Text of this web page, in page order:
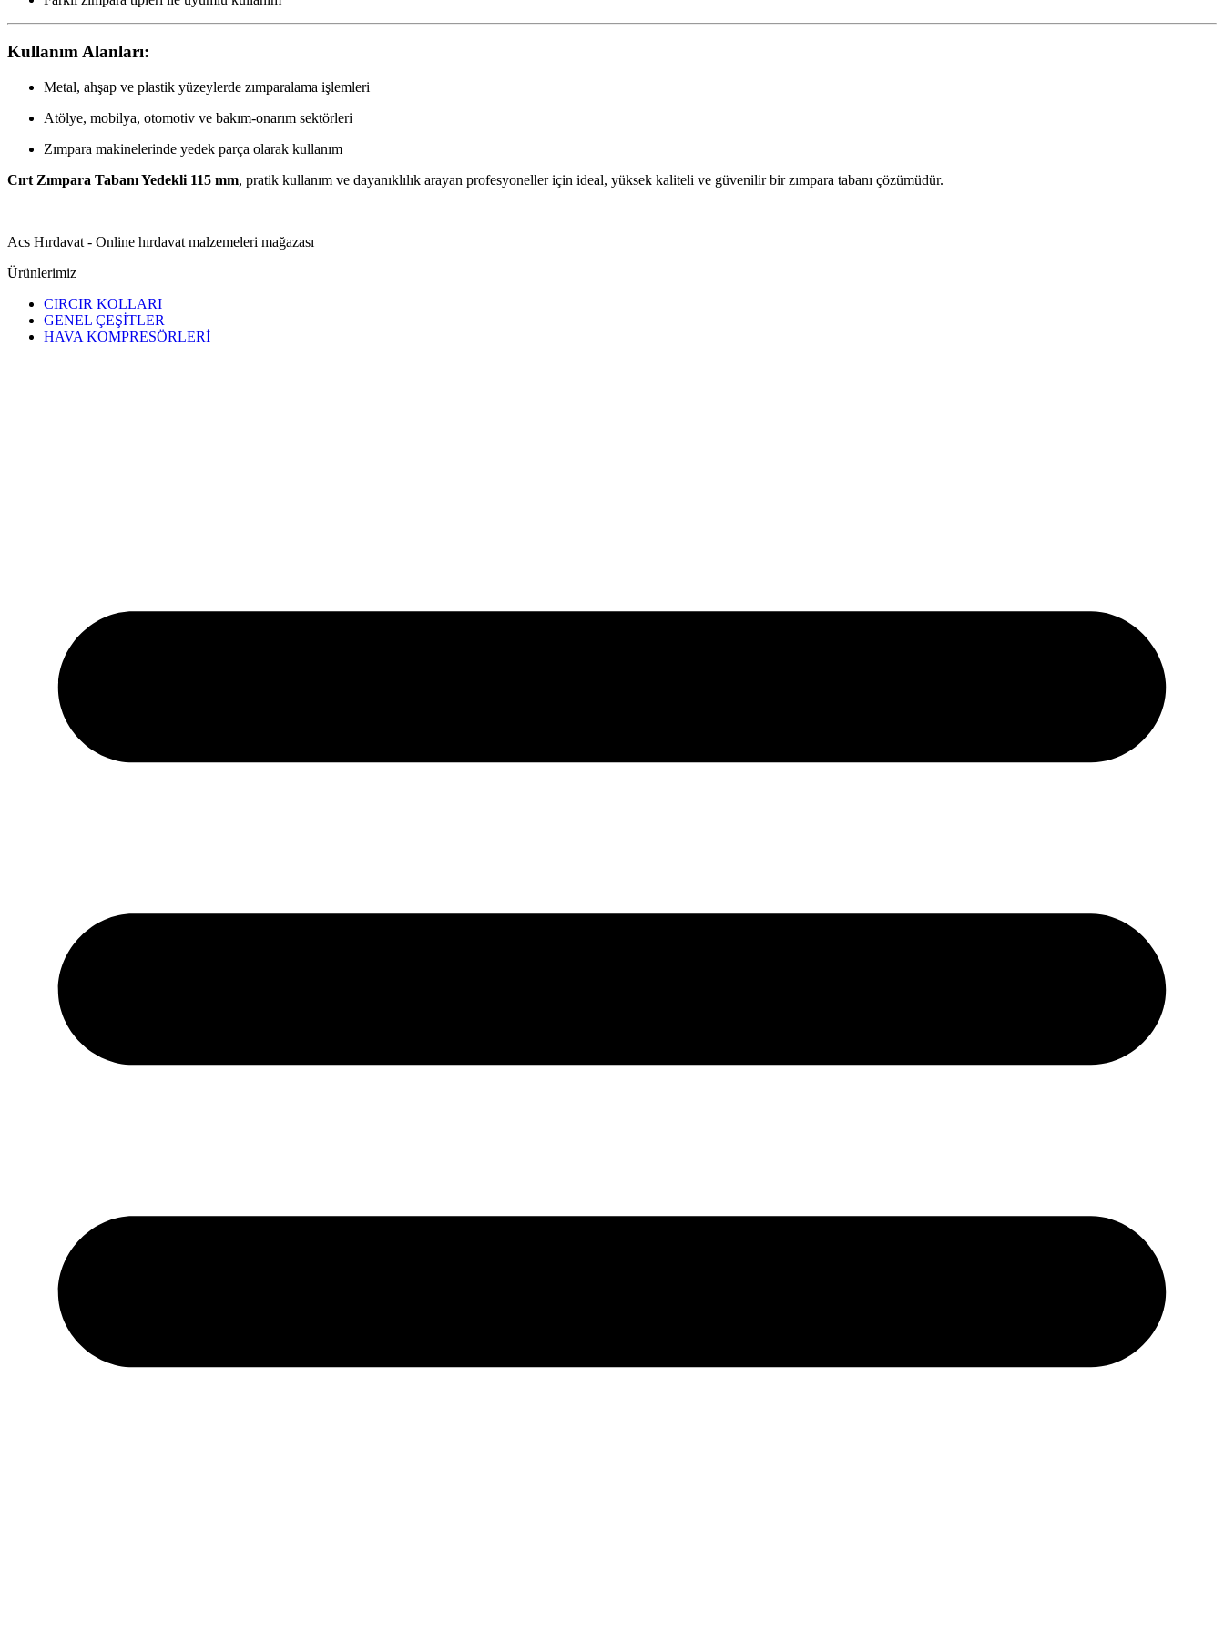
Kullanım Alanları:
Metal, ahşap ve plastik yüzeylerde zımparalama işlemleri
Atölye, mobilya, otomotiv ve bakım-onarım sektörleri
Zımpara makinelerinde yedek parça olarak kullanım
Cırt Zımpara Tabanı Yedekli 115 mm, pratik kullanım ve dayanıklılık arayan profesyoneller için ideal, yüksek kaliteli ve güvenilir bir zımpara tabanı çözümüdür.
Acs Hırdavat - Online hırdavat malzemeleri mağazası
Ürünlerimiz
CIRCIR KOLLARI
GENEL ÇEŞİTLER
HAVA KOMPRESÖRLERİ